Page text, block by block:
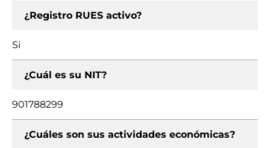
¿Registro RUES activo?
Si
¿Cuál es su NIT?
901788299
¿Cuáles son sus actividades económicas?